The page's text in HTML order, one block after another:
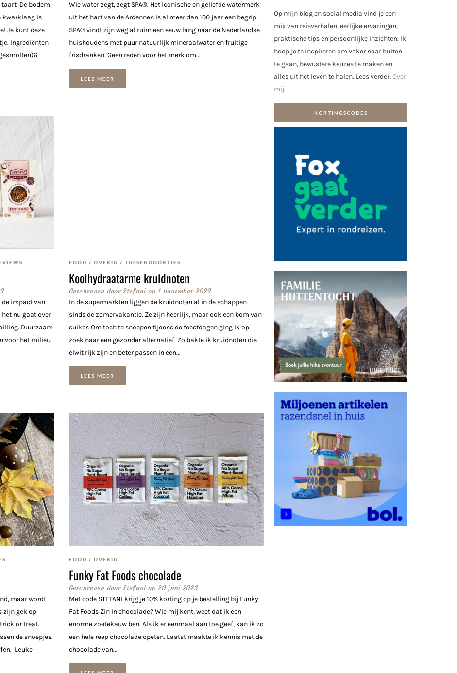
De bodem
kwarklaag is
Je kunt deze
Ingrediënten
Wie water zegt, zegt SPA®. Het iconische en geliefde watermerk
uit het hart van de Ardennen is al meer dan 100 jaar een begrip.
SPA® vindt zijn weg al ruim een eeuw lang naar de Nederlandse
huishoudens met puur natuurlijk mineraalwater en fruitige
frisdranken. Geen reden voor het merk om...
LEES MEER
de impact van
het nu gaat over
Duurzaam
voor het milieu.
FOOD / OVERIG / TUSSENDOORTJES
Koolhydraatarme kruidnoten
Geschreven doorStefani op 1 november 2023
In de supermarkten liggen de kruidnoten al in de schappen
sinds de zomervakantie. Ze zijn heerlijk, maar ook een bom van
suiker. Om toch te snoepen tijdens de feestdagen ging ik op
zoek naar een gezonder alternatief. Zo bakte ik kruidnoten die
eiwit rijk zijn en beter passen in een...
LEES MEER
maar wordt
zijn gek op
or treat.
de snoepjes.
Leuke
FOOD / OVERIG
Funky Fat Foods chocolade
Geschreven doorStefani op 20 juni 2023
Met code STEFANI krijg je 10% korting op je bestelling bij Funky
Fat Foods Zin in chocolade? Wie mij kent, weet dat ik een
enorme zoetekauw ben. Als ik er eenmaal aan toe geef, kan ik zo
een hele reep chocolade opeten. Laatst maakte ik kennis met de
chocolade van...
Op mijn blog en social media vind je een
mix van reisverhalen, eerlijke ervaringen,
praktische tips en persoonlijke inzichten. Ik
hoop je te inspireren om vaker naar buiten
te gaan, bewustere keuzes te maken en
alles uit het leven te halen. Lees verder:Over
mij.
KORTINGSCODES